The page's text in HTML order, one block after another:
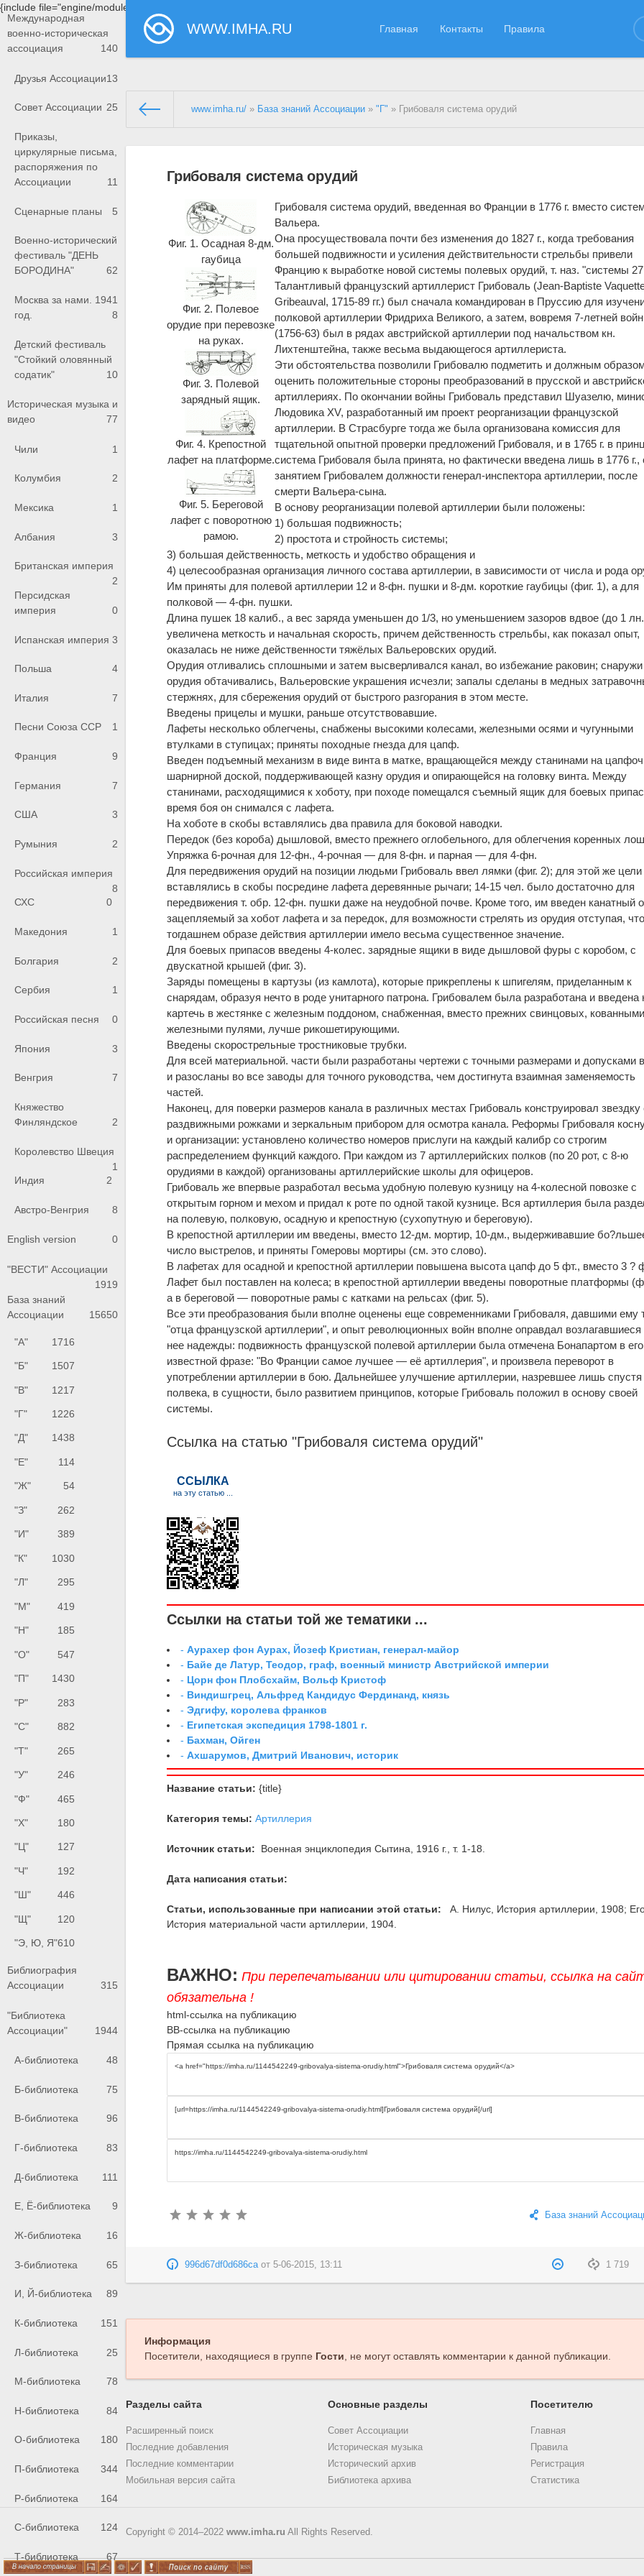
{include file="engine/modules/saperu/head.php"}
WWW.IMHA.RU Главная Контакты Правила
Международная
военно-историческая
ассоциация
140
Друзья Ассоциации13
Совет Ассоциации 25
Приказы,
циркулярные письма,
распоряжения по
Ассоциации
11
Сценарные планы 5
Военно-исторический
фестиваль "ДЕНЬ
БОРОДИНА"
62
Москва за нами. 1941
год.
8
Детский фестиваль
"Стойкий оловянный
содатик"
10
Историческая музыка и
видео
77
Чили 1
Колумбия 2
Мексика 1
Албания 3
Британская империя
2
Персидская
империя
0
Испанская империя 3
Польша 4
Италия 7
Песни Союза ССР 1
Франция 9
Германия 7
США 3
Румыния 2
Российская империя
8
СХС
0
Македония 1
Болгария 2
Сербия 1
Российская песня 0
Япония 3
Венгрия 7
Княжество
Финляндское
2
Королевство Швеция
1
Индия
2
Австро-Венгрия 8
English version 0
"ВЕСТИ" Ассоциации
1919
База знаний
Ассоциации
15650
"А" 1716
"Б" 1507
"В" 1217
"Г" 1226
"Д" 1438
"Е" 114
"Ж" 54
"З" 262
"И" 389
"К" 1030
"Л" 295
"М" 419
"Н" 185
"О" 547
"П" 1430
"Р" 283
"С" 882
"Т" 265
"У" 246
"Ф" 465
"Х" 180
"Ц" 127
"Ч" 192
"Ш" 446
"Щ" 120
"Э, Ю, Я"610
Библиография
Ассоциации
315
"Библиотека
Ассоциации"
1944
А-библиотека 48
Б-библиотека 75
В-библиотека 96
Г-библиотека 83
Д-библиотека 111
Е, Ё-библиотека 9
Ж-библиотека 16
З-библиотека 65
И, Й-библиотека 89
К-библиотека 151
Л-библиотека 25
М-библиотека 78
Н-библиотека 84
О-библиотека 180
П-библиотека 344
Р-библиотека 164
С-библиотека 124
Т-библиотека 67
www.imha.ru/ » База знаний Ассоциации »"Г" » Грибоваля система орудий
Грибоваля система орудий
Фиг. 1. Осадная 8-дм.
гаубица
Фиг. 2. Полевое
орудие при перевозке
на руках.
Фиг. 3. Полевой
зарядный ящик.
Фиг. 4. Крепостной
лафет на платформе.
Фиг. 5. Береговой
лафет с поворотною
рамою.
Грибоваля система орудий, введенная во Франции в 1776 г. вместо
Вальера.
Она просуществовала почти без изменения до 1827 г., когда требования
большей подвижности и усиления действительности стрельбы привели
Францию к выработке новой системы полевых орудий, т. наз. "системы 27
Талантливый французский артиллерист Грибоваль (Jean-Baptiste
Gribeauval, 1715-89 гг.) был сначала командирован в Пруссию для
полковой артиллерии Фридриха Великого, а затем, вовремя 7-летней
(1756-63) был в рядах австрийской артиллерии под начальством кн.
Лихтенштейна, также весьма выдающегося артиллериста.
Эти обстоятельства позволили Грибовалю подметить и должным
оценить положительные стороны преобразований в прусской и
артиллериях. По окончании войны Грибоваль представил Шуазелю,
Людовика XV, разработанный им проект реорганизации французской
артиллерии. В Страсбурге тогда же была организована комиссия для
тщательной опытной проверки предложений Грибоваля, и в 1765 г. в
система Грибоваля была принята, но фактически введена лишь в 1776 г.,
занятием Грибовалем должности генерал-инспектора артиллерии, после
смерти Вальера-сына.
В основу реорганизации полевой артиллерии были положены:
1) большая подвижность;
2) простота и стройность системы;
3) большая действенность, меткость и удобство обращения и
4) целесообразная организация личного состава артиллерии, в зависимости от числа и рода
Им приняты для полевой артиллерии 12 и 8-фн. пушки и 8-дм. короткие гаубицы (фиг. 1), а для
полковой — 4-фн. пушки.
Длина пушек 18 калиб., а вес заряда уменьшен до 1/3, но уменьшением зазоров вдвое (до 1
увеличена меткость и начальная скорость, причем действенность стрельбы, как показал опыт,
оказалась не ниже действенности тяжёлых Вальеровских орудий.
Орудия отливались сплошными и затем высверливался канал, во избежание раковин; снаружи
орудия обтачивались, Вальеровские украшения исчезли; запалы сделаны в медных
стержнях, для сбережения орудий от быстрого разгорания в этом месте.
Введены прицелы и мушки, раньше отсутствовавшие.
Лафеты несколько облегчены, снабжены высокими колесами, железными осями и чугунными
втулками в ступицах; приняты походные гнезда для цапф.
Введен подъемный механизм в виде винта в матке, вращающейся между станинами на
шарнирной доской, поддерживающей казну орудия и опирающейся на головку винта. Между
станинами, расходящимися к хоботу, при походе помещался съемный ящик для боевых
время боя он снимался с лафета.
На хоботе в скобы вставлялись два правила для боковой наводки.
Передок (без короба) дышловой, вместо прежнего оглобельного, для облегчения коренных
Упряжка 6-рочная для 12-фн., 4-рочная — для 8-фн. и парная — для 4-фн.
Для передвижения орудий на позиции людьми Грибоваль ввел лямки (фиг. 2); для этой же цели
вставлялись в скобы посредине лафета деревянные рычаги; 14-15 чел. было достаточно для
передвижения т. обр. 12-фн. пушки даже на неудобной почве. Кроме того, им введен канатный
зацепляемый за хобот лафета и за передок, для возможности стрелять из орудия отступая,
тогдашнем образе действия артиллерии имело весьма существенное значение.
Для боевых припасов введены 4-колес. зарядные ящики в виде дышловой фуры с коробом, с
двускатной крышей (фиг. 3).
Заряды помещены в картузы (из камлота), которые прикреплены к шпигелям, приделанным к
снарядам, образуя нечто в роде унитарного патрона. Грибовалем была разработана и введена
картечь в жестянке с железным поддоном, снабженная, вместо прежних свинцовых,
железными пулями, лучше рикошетирующими.
Введены скорострельные тростниковые трубки.
Для всей материальной. части были разработаны чертежи с точными размерами и допусками
и разосланы во все заводы для точного руководства, чем достигнута взаимная заменяемость
частей.
Наконец, для поверки размеров канала в различных местах Грибоваль конструировал звездку
раздвижными рожками и зеркальным прибором для осмотра канала. Реформы Грибоваля
и организации: установлено количество номеров прислуги на каждый калибр со строгим
распределением функций каждого. При каждом из 7 артиллерийских полков (по 20 рот, с 8-ю
орудиями в каждой) организованы артиллерийские школы для офицеров.
Грибоваль же впервые разработал весьма удобную полевую кузницу на 4-колесной повозке с
открытым горном и мехом и придал к роте по одной такой кузнице. Вся артиллерия была
на полевую, полковую, осадную и крепостную (сухопутную и береговую).
В крепостной артиллерии им введены, вместо 12-дм. мортир, 10-дм., выдерживавшие
число выстрелов, и приняты Гомеровы мортиры (см. это слово).
В лафетах для осадной и крепостной артиллерии повышена высота цапф до 5 фт., вместо 3 ?
Лафет был поставлен на колеса; в крепостной артиллерии введены поворотные платформы
а в береговой — поворотные рамы с катками на рельсах (фиг. 5).
Все эти преобразования были вполне оценены еще современниками Грибоваля, давшими ему
"отца французской артиллерии", и опыт революционных войн вполне оправдал возлагавшиеся
нее надежды: подвижность французской полевой артиллерии была отмечена Бонапартом в его
известной фразе: "Во Франции самое лучшее — её артиллерия", и произвела переворот в
употреблении артиллерии в бою. Дальнейшее улучшение артиллерии, назревшее лишь спустя
полвека, в сущности, было развитием принципов, которые Грибоваль положил в основу своей
системы.
Ссылка на статью "Грибоваля система орудий"
Ссылки на статьи той же тематики ...
-Аурахер фон Аурах, Йозеф Кристиан, генерал-майор
- Байе де Латур, Теодор, граф, военный министр Австрийской империи
- Цорн фон Плобсхайм, Вольф Кристоф
- Виндишгрец, Альфред Кандидус Фердинанд, князь
-Эдгифу, королева франков
- Египетская экспедиция 1798-1801 г.
- Бахман, Ойген
-Ахшарумов, Дмитрий Иванович, историк
Название статьи: {title}
Категория темы: Артиллерия
Источник статьи: Военная энциклопедия Сытина, 1916 г., т. 1-18.
Дата написания статьи:
Статьи, использованные при написании этой статьи:
А. Нилус, История артиллерии, 1908;
История материальной части артиллерии, 1904.
ВАЖНО: При перепечатывании или цитировании статьи, ссылка на
обязательна !
html-ссылка на публикацию
BB-ссылка на публикацию
Прямая ссылка на публикацию
База знаний
1 719
996d67df0d686caот5-06-2015, 13:11
Информация
Посетители, находящиеся в группе Гости, не могут оставлять комментарии к данной публикации.
Разделы сайта
Расширенный поиск
Последние добавления
Последние комментарии
Мобильная версия сайта
Основные разделы
Совет Ассоциации
Историческая музыка
Исторический архив
Библиотека архива
Посетителю
Главная
Правила
Регистрация
Статистика
Copyright © 2014–2022 www.imha.ru All Rights Reserved.